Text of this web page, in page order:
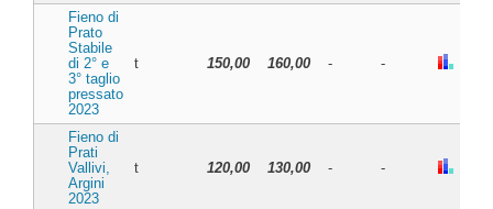
Fieno di
Prato
Stabile
di 2° e
3° taglio
pressato
2023
t 150,00 160,00 - -
Fieno di
Prati
Vallivi,
Argini
2023
t 120,00 130,00 - -